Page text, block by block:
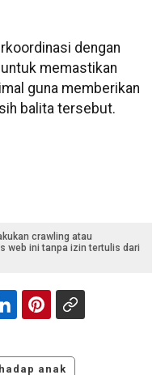
dengan
memastikan
guna memberikan
balita tersebut.
crawling atau
web ini tanpa izin tertulis dari
anak